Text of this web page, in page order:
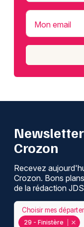
Mon email
Crozon
Recevez
Crozon. Bons
de la rédaction
29 - Finistère
Choisir mes